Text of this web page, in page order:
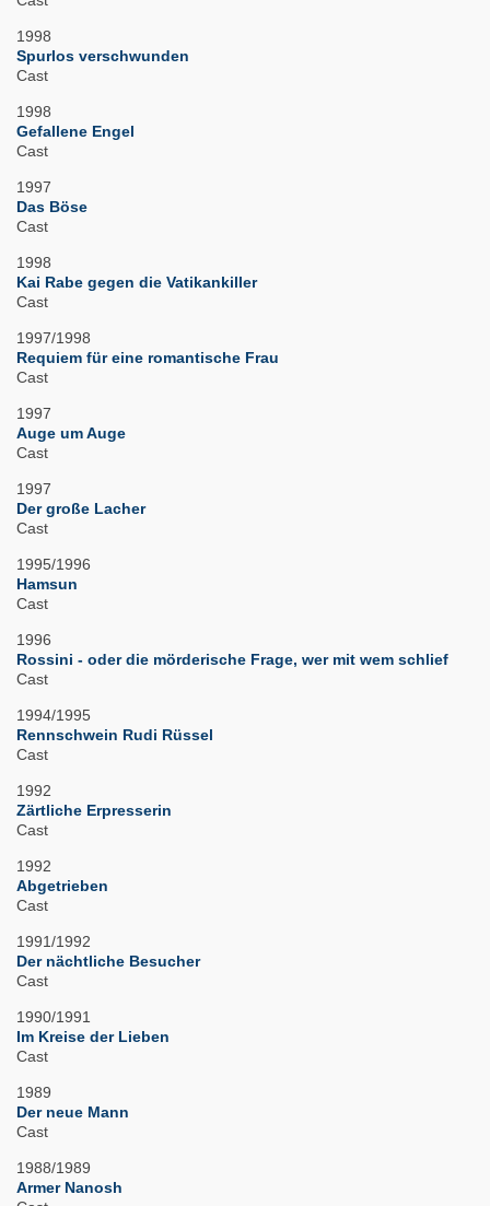
1998
Spurlos verschwunden
Cast
1998
Gefallene Engel
Cast
1997
Das Böse
Cast
1998
Kai Rabe gegen die Vatikankiller
Cast
1997/1998
Requiem für eine romantische Frau
Cast
1997
Auge um Auge
Cast
1997
Der große Lacher
Cast
1995/1996
Hamsun
Cast
1996
Rossini - oder die mörderische Frage, wer mit wem schlief
Cast
1994/1995
Rennschwein Rudi Rüssel
Cast
1992
Zärtliche Erpresserin
Cast
1992
Abgetrieben
Cast
1991/1992
Der nächtliche Besucher
Cast
1990/1991
Im Kreise der Lieben
Cast
1989
Der neue Mann
Cast
1988/1989
Armer Nanosh